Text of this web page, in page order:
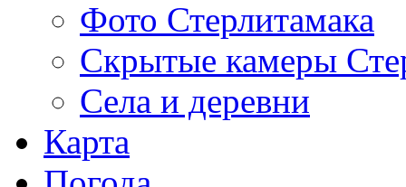
Фото Стерлитамака
Скрытые камеры
Села и деревни
Карта